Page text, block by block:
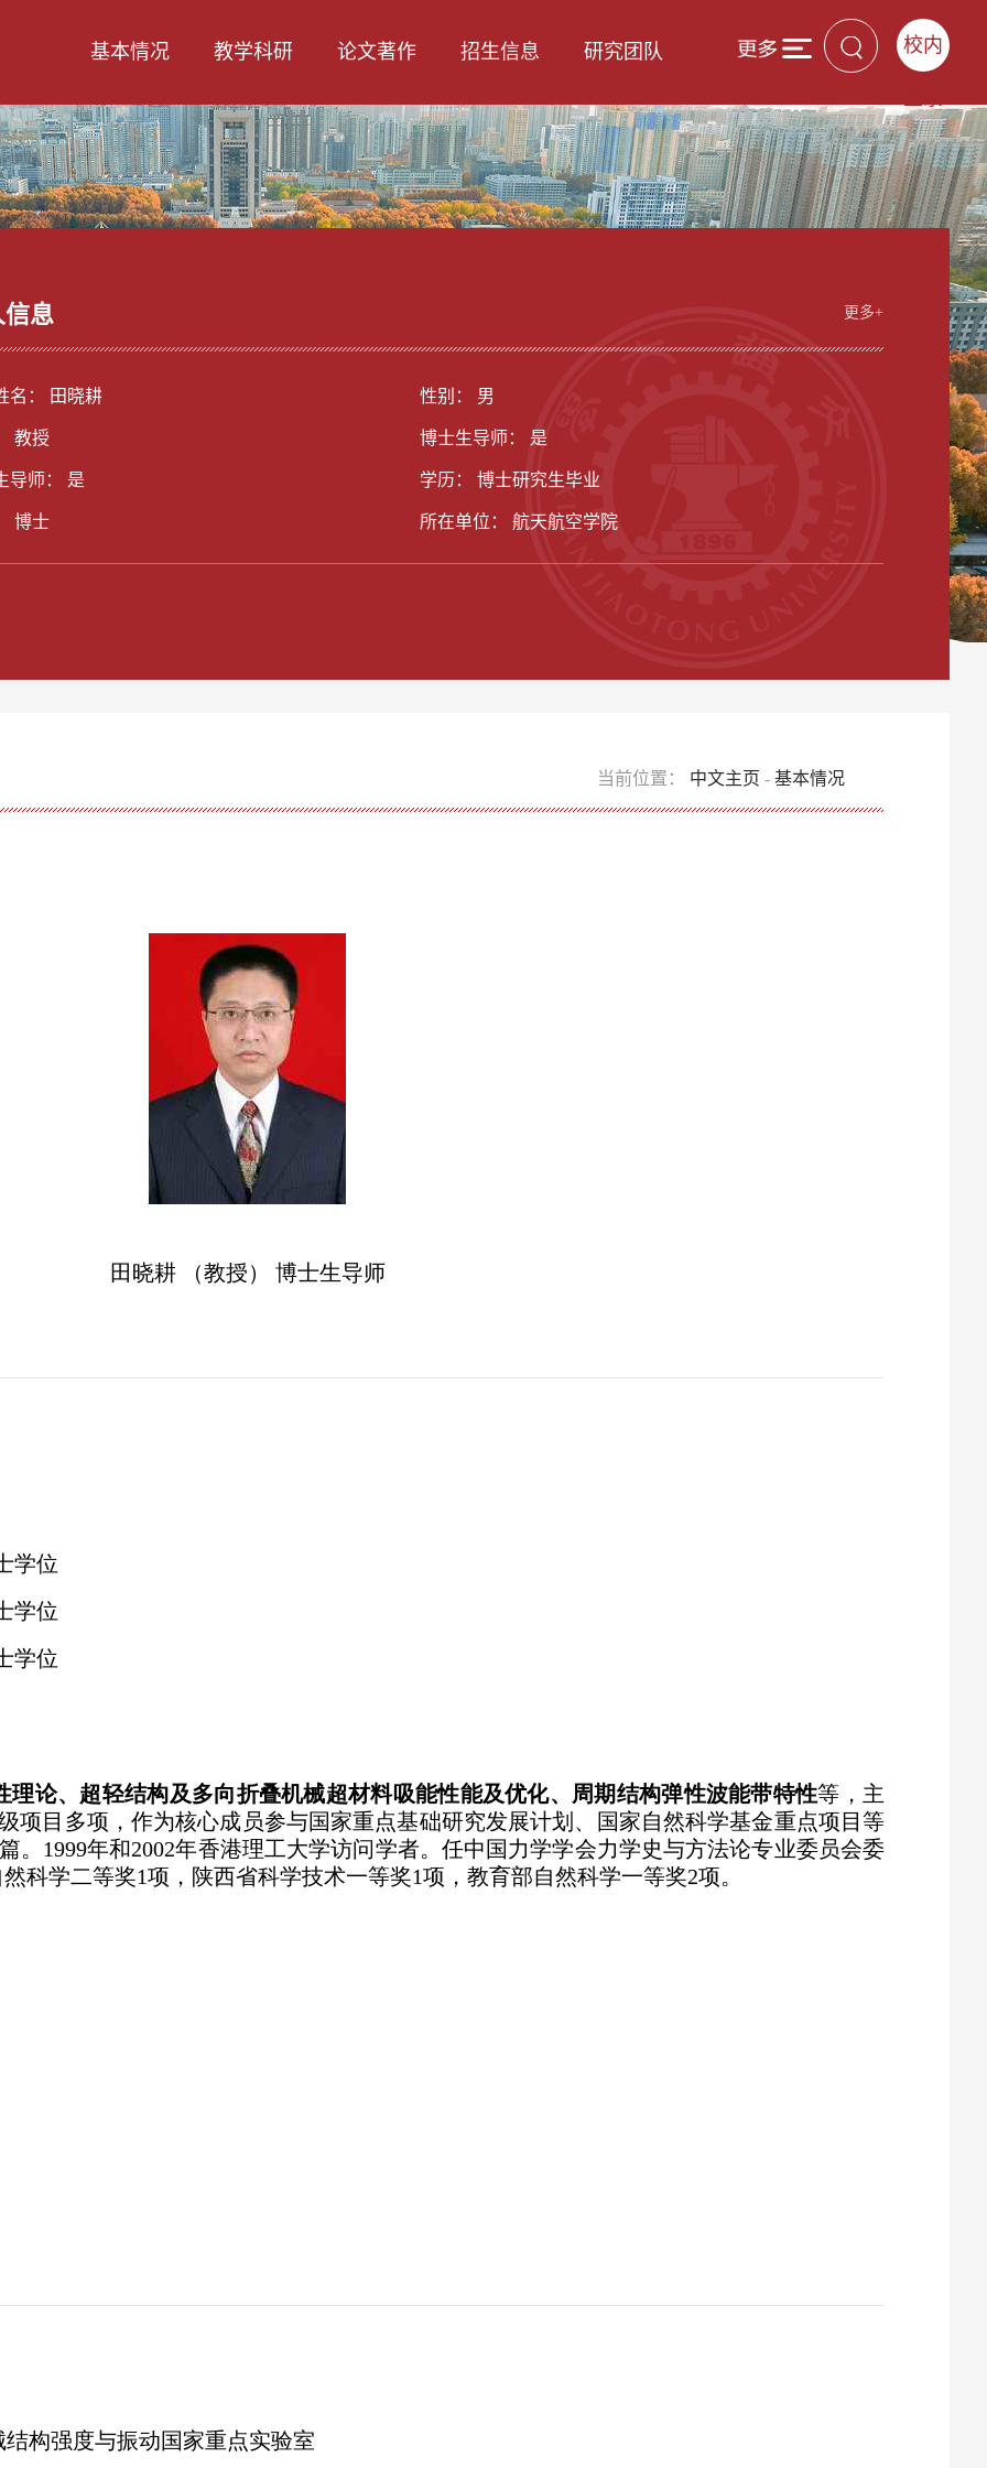
校内
基本情况 教学科研 论文著作 招生信息 研究团队
息 更多+
名： 田晓耕 性别： 男
教授 博士生导师： 是
导师： 是 学历： 博士研究生毕业
博士 所在单位： 航天航空学院
当前位置： 中文主页 -基本情况